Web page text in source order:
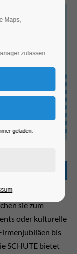
sie zum
oder kulturelle
bis
SCHUTE bietet
Maps,
zulassen.
geladen.